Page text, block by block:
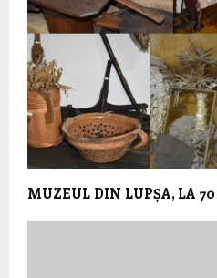
MUZEUL DIN LUPȘA, LA